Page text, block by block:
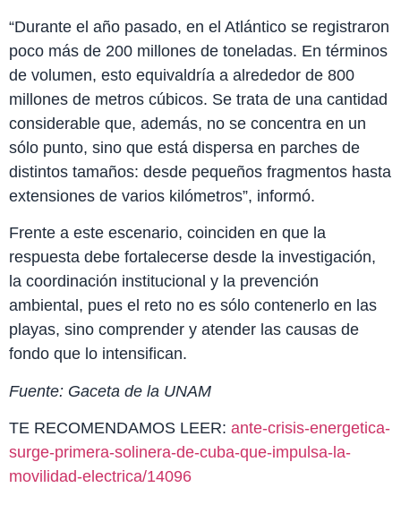
“Durante el año pasado, en el Atlántico se registraron
poco más de 200 millones de toneladas. En términos
de volumen, esto equivaldría a alrededor de 800
millones de metros cúbicos. Se trata de una cantidad
considerable que, además, no se concentra en un
sólo punto, sino que está dispersa en parches de
distintos tamaños: desde pequeños fragmentos hasta
extensiones de varios kilómetros”, informó.
Frente a este escenario, coinciden en que la
respuesta debe fortalecerse desde la investigación,
la coordinación institucional y la prevención
ambiental, pues el reto no es sólo contenerlo en las
playas, sino comprender y atender las causas de
fondo que lo intensifican.
Fuente: Gaceta de la UNAM
TE RECOMENDAMOS LEER: ante-crisis-energetica-
surge-primera-solinera-de-cuba-que-impulsa-la-
movilidad-electrica/14096